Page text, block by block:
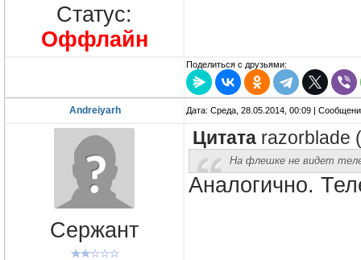
Статус:
Оффлайн
Поделиться с друзьями:
Andreiyarh Дата: Среда, 28.05.2014, 00:09 |
Сержант
Цитата razorblade (
На флешке не видет
Аналогично.